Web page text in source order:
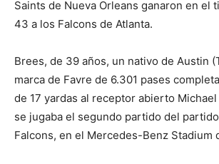
Saints de Nueva Orleans ganaron en el
43 a los Falcons de Atlanta.
Brees, de 39 años, un nativo de Austin
marca de Favre de 6.301 pases
de 17 yardas al receptor abierto
se jugaba el segundo partido del
Falcons, en el Mercedes-Benz Stadium